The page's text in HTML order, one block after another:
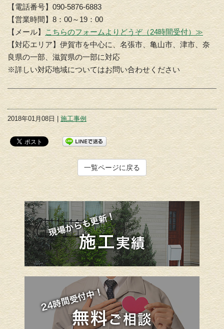
【電話番号】090-5876-6883
【営業時間】8：00～19：00
【メール】
こちらのフォームよりどうぞ（24時間受付）≫
【対応エリア】伊賀市を中心に、名張市、亀山市、津市、奈
良県の一部、滋賀県の一部に対応
※詳しい対応地域についてはお問い合わせください
2018年01月08日 | 施工事例
一覧ページに戻る